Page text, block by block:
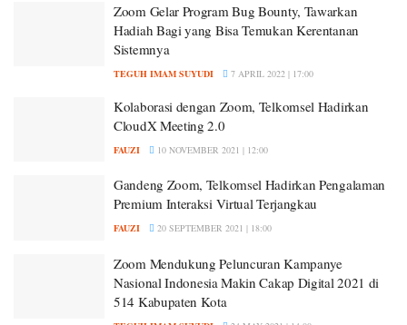
Zoom Gelar Program Bug Bounty, Tawarkan
Hadiah Bagi yang Bisa Temukan Kerentanan
Sistemnya
TEGUH IMAM SUYUDI 7 APRIL 2022 | 17:00
Kolaborasi dengan Zoom, Telkomsel Hadirkan
CloudX Meeting 2.0
FAUZI 10 NOVEMBER 2021 | 12:00
Gandeng Zoom, Telkomsel Hadirkan Pengalaman
Premium Interaksi Virtual Terjangkau
FAUZI 20 SEPTEMBER 2021 | 18:00
Zoom Mendukung Peluncuran Kampanye
Nasional Indonesia Makin Cakap Digital 2021 di
514 Kabupaten Kota